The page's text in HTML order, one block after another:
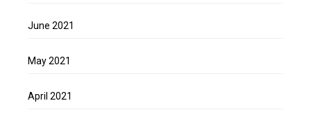
June 2021
May 2021
April 2021